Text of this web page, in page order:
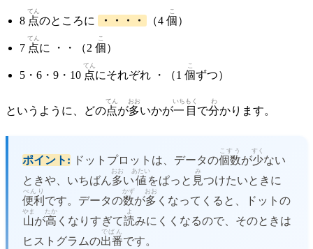
8 点
てん
のところに ・・・・ （4 個
こ
）
7 点
てん
に ・・（2 個
こ
）
5・6・9・10 点
てん
にそれぞれ ・（1 個
こ
ずつ）
というように、どの点
てん
が多
おお
いかが一目
いちもく
で分
わ
かります。
ポイント: ドットプロットは、データの個数
こすう
が少
すく
ない
ときや、いちばん多
おお
い値
あたい
をぱっと 見
み
つけたいときに
便利
べんり
です。データの数
かず
が多
おお
くなってくると、ドットの
山
やま
が高
たか
くなりすぎて読
よ
みにくくなるので、そのときは
ヒストグラムの出番
でばん
です。